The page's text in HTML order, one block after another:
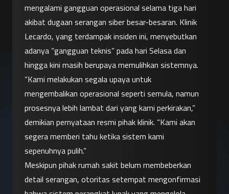
mengalami gangguan operasional selama tiga hari
akibat dugaan serangan siber besar-besaran. Klinik
Lecardo, yang terdampak insiden ini, menyebutkan
adanya “gangguan teknis” pada hari Selasa dan
hingga kini masih berupaya memulihkan sistemnya.
“Kami melakukan segala upaya untuk
mengembalikan operasional seperti semula, namun
prosesnya lebih lambat dari yang kami perkirakan,”
demikian pernyataan resmi pihak klinik. “Kami akan
segera memberi tahu ketika sistem kami
sepenuhnya pulih.”
Meskipun pihak rumah sakit belum membeberkan
detail serangan, otoritas setempat mengonfirmasi